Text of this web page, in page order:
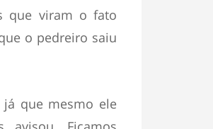
que viram o fato
o pedreiro saiu
já que mesmo ele